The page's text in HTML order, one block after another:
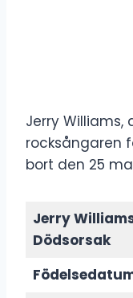
Jerry Williams,
rocksångaren
bort den 25
Jerry
Dödsorsak